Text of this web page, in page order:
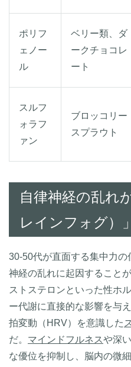
ポリフ
ェノー
ル
ベリー類、ダ
ークチョコレ
ート
スルフ
ォラフ
ァン
ブロッコリー
スプラウト
自律神経の乱れ
レインフォグ）
30-50代が直面する集中力
神経の乱れに起因すること
ストステロンといった性ホ
ー代謝に直接的な影響を与
拍変動（HRV）を意識した
だ。 マインドフルネスや深
な優位を抑制し、脳内の微